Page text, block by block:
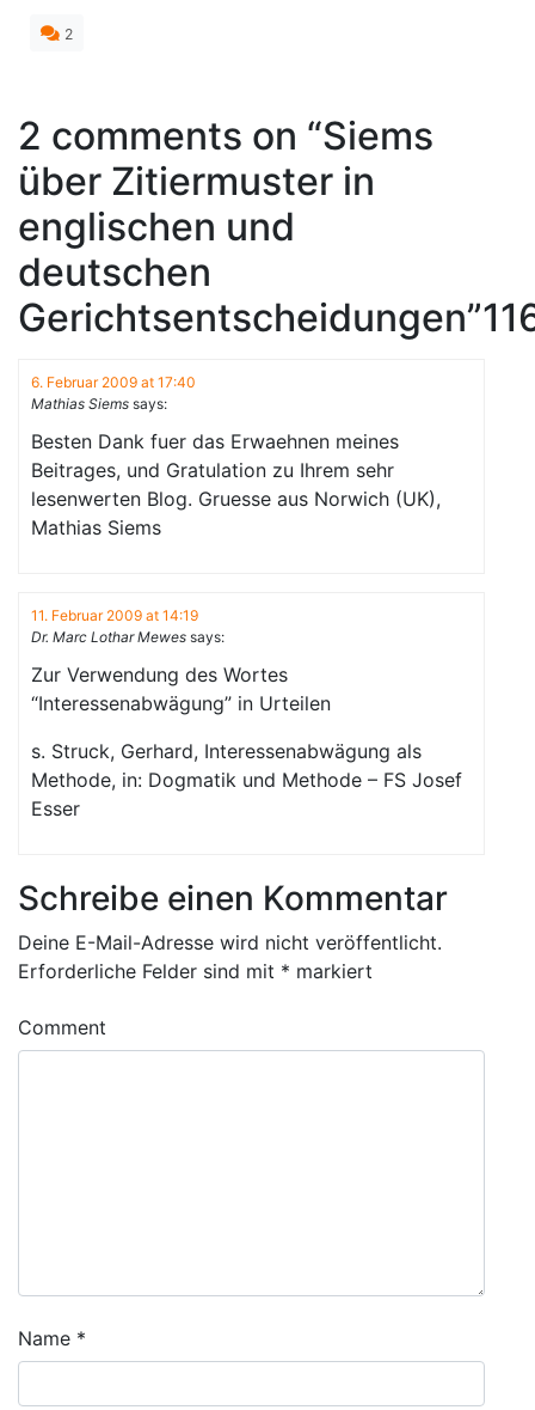
2
2 comments on “Siems
über Zitiermuster in
englischen und
deutschen
Gerichtsentscheidungen
6. Februar 2009 at 17:40
Mathias Siems says:
Besten Dank fuer das Erwaehnen meines
Beitrages, und Gratulation zu Ihrem sehr
lesenwerten Blog. Gruesse aus Norwich (UK),
Mathias Siems
11. Februar 2009 at 14:19
Dr. Marc Lothar Mewes says:
Zur Verwendung des Wortes
“Interessenabwägung” in Urteilen
s. Struck, Gerhard, Interessenabwägung als
Methode, in: Dogmatik und Methode – FS Josef
Esser
Schreibe einen Kommentar
Deine E-Mail-Adresse wird nicht veröffentlicht.
Erforderliche Felder sind mit * markiert
Comment
Name *